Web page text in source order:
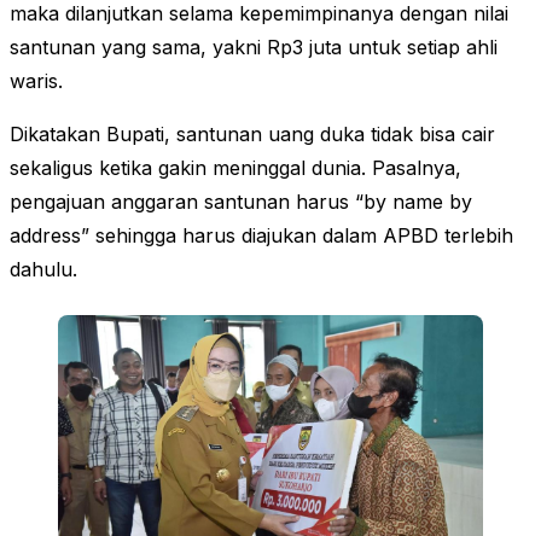
maka dilanjutkan selama kepemimpinanya dengan nilai
santunan yang sama, yakni Rp3 juta untuk setiap ahli
waris.
Dikatakan Bupati, santunan uang duka tidak bisa cair
sekaligus ketika gakin meninggal dunia. Pasalnya,
pengajuan anggaran santunan harus “by name by
address” sehingga harus diajukan dalam APBD terlebih
dahulu.